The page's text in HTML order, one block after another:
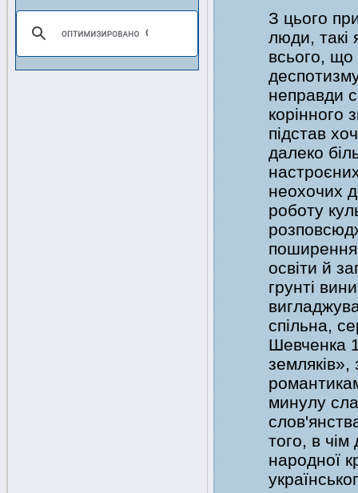
З цього
люди, такі
всього, що
неправди
корінного
підстав
далеко
неохочих
роботу
поширення
освіти й
грунті
спільна,
Шевченка
земляків»,
минулу
того, в
народної